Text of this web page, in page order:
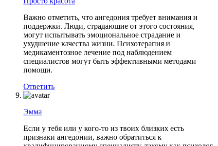
Важно отметить, что ангедония требует внимания и
поддержки. Люди, страдающие от этого состояния,
могут испытывать эмоциональное страдание и
ухудшение качества жизни. Психотерапия и
медикаментозное лечение под наблюдением
специалистов могут быть эффективными методами
помощи.
Ответить
Эмма
Если у тебя или у кого-то из твоих близких есть
признаки ангедонии, важно обратиться к